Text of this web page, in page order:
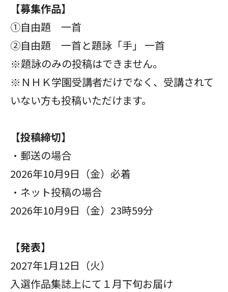
【募集作品】
①自由題 一首
②自由題 一首と題詠「手」 一首
※題詠のみの投稿はできません。
※ＮＨＫ学園受講者だけでなく、受講されて
いない方も投稿いただけます。
【投稿締切】
・郵送の場合
2026年10月9日（金）必着
・ ネット投稿の場合
2026年10月9日（金）23時59分
【発表】
2027年1月12日（火）
入選作品集誌上にて１月下旬お届け